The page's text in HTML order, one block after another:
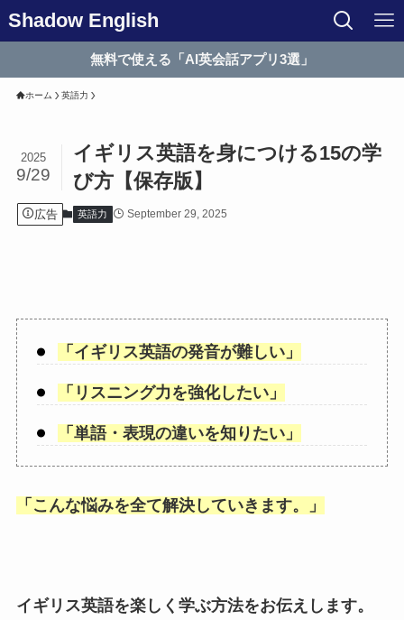
Shadow English
無料で使える「AI英会話アプリ3選」
ホーム 英語力
イギリス英語を身につける15の学
び方【保存版】
2025
9/29
広告 英語力 September 29, 2025
「 イギリス英語の発音が難しい」
「 リスニング力を強化したい」
「 単語・表現の違いを知りたい」
「 こんな悩みを全て解決していきます。 」
イギリス英語を楽しく学ぶ方法をお伝えします。